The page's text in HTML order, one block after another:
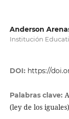
Anderson
Institución
DOI: https://
Palabras clave:
(ley de los